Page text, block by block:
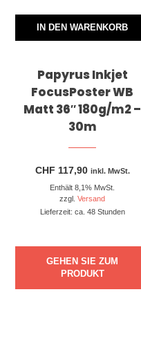
IN DEN WARENKORB
Papyrus Inkjet
FocusPoster WB
Matt 36″ 180g/m2 –
30m
CHF 117,90 inkl. MwSt.
Enthält 8,1% MwSt.
zzgl.Versand
Lieferzeit: ca. 48 Stunden
GEHEN SIE ZUM
PRODUKT